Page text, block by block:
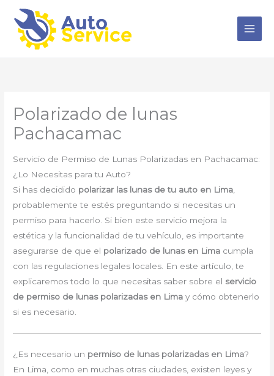
contenido
Polarizado de lunas
Pachacamac
Servicio de Permiso de Lunas Polarizadas en Pachacamac:
¿Lo Necesitas para tu Auto?
Si has decidido polarizar las lunas de tu auto en Lima,
probablemente te estés preguntando si necesitas un
permiso para hacerlo. Si bien este servicio mejora la
estética y la funcionalidad de tu vehículo, es importante
asegurarse de que el polarizado de lunas en Lima cumpla
con las regulaciones legales locales. En este artículo, te
explicaremos todo lo que necesitas saber sobre el servicio
de permiso de lunas polarizadas en Lima y cómo obtenerlo
si es necesario.
¿Es necesario un permiso de lunas polarizadas en Lima?
En Lima, como en muchas otras ciudades, existen leyes y